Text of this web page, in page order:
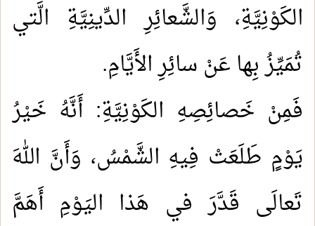
الكَوْنِيَّةِ، وَالشَّعائِرِ الدِّينِيَّةِ الَّتي
تُمَيِّزُ بِها عَنْ سائِرِ الأَيَّامِ.
فَمِنْ خَصائِصِهِ الكَوْنِيَّةِ: أَنَّهُ خَيْرُ
يَوْمٍ طَلَعَتْ فِيهِ الشَّمْسُ، وَأَنَّ اللهَ
تَعالَى قَدَّرَ في هَذا اليَوْمِ أَهَمَّ